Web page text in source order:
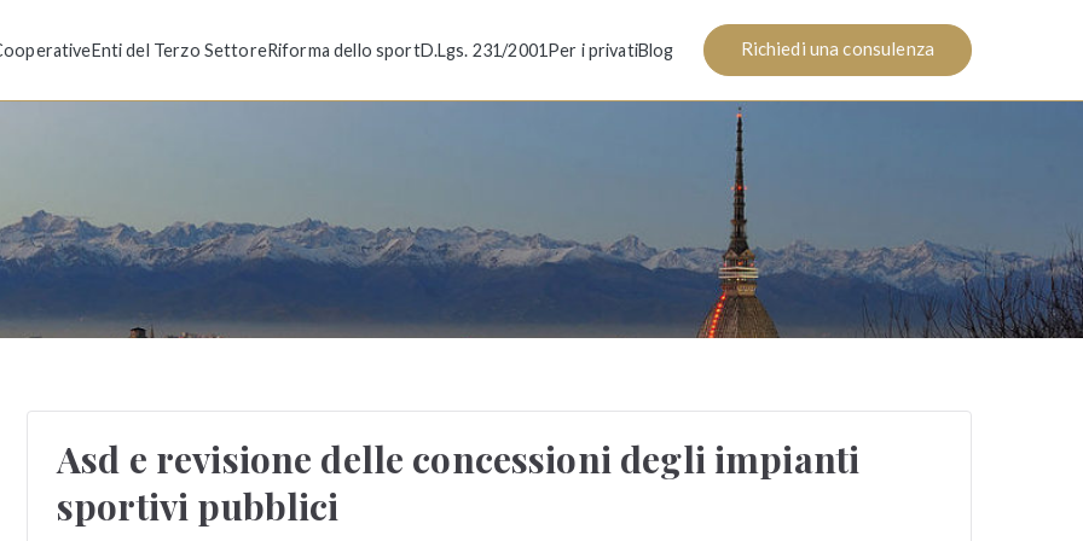
e Soietà Sportive a Torino
Enti del Terzo SettoreRiforma dello sportD.Lgs. 231/2001Per i privatiBlog Richiedi una consulenza
Asd e revisione delle concessioni degli impianti
sportivi pubblici